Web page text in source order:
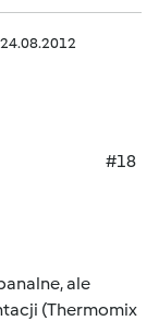
24.08.2012
#18
ale
(Thermomix